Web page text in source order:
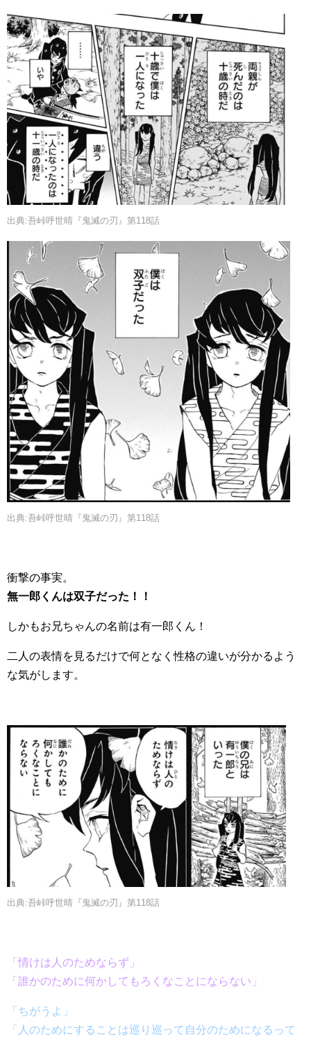
出典:吾峠呼世晴『鬼滅の刃』第118話
出典:吾峠呼世晴『鬼滅の刃』第118話
衝撃の事実。
無一郎くんは双子だった！！
しかもお兄ちゃんの名前は有一郎くん！
二人の表情を見るだけで何となく性格の違いが分かるよう
な気がします。
出典:吾峠呼世晴『鬼滅の刃』第118話
「情けは人のためならず」
「誰かのために何かしてもろくなことにならない」
「ちがうよ」
「人のためにすることは巡り巡って自分のためになるって